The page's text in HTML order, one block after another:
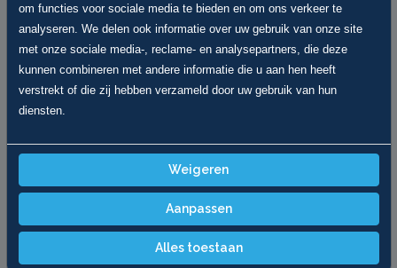
Luciana
Verkoop / Administratie
Handig
SPECIFICATIES
KILOMETERSTAND BRANDSTOF
om functies voor sociale media te bieden en om ons verkeer te
analyseren. We delen ook informatie over uw gebruik van onze site
met onze sociale media-, reclame- en analysepartners, die deze
kunnen combineren met andere informatie die u aan hen heeft
verstrekt of die zij hebben verzameld door uw gebruik van hun
diensten.
Weigeren
Aanpassen
Alles toestaan